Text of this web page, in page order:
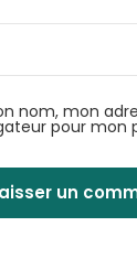
nom, mon
pour